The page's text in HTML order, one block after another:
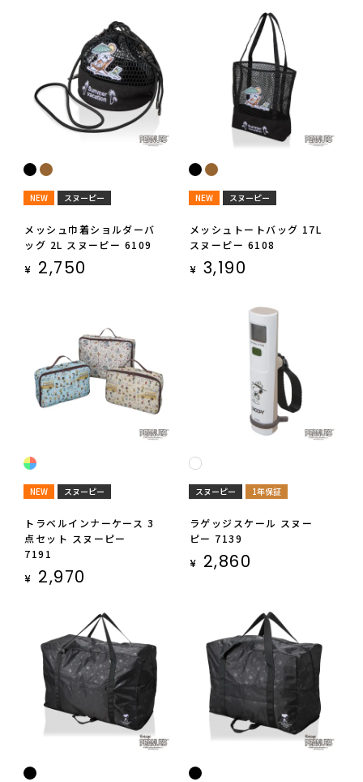
NEW スヌーピー
メッシュ巾着ショルダーバ
ッグ 2L スヌーピー 6109
¥ 2,750
NEW スヌーピー
メッシュトートバッグ 17L
スヌーピー 6108
¥ 3,190
NEW スヌーピー
トラベルインナーケース 3
点セット スヌーピー
7191
¥ 2,970
スヌーピー 1年保証
ラゲッジスケール スヌー
ピー 7139
¥ 2,860